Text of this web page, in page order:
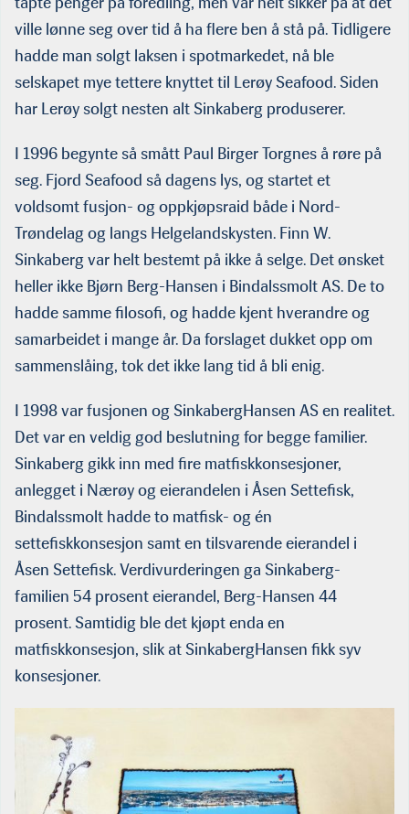
ville lønne seg over tid å ha flere ben å stå på. Tidligere
hadde man solgt laksen i spotmarkedet, nå ble
selskapet mye tettere knyttet til Lerøy Seafood. Siden
har Lerøy solgt nesten alt Sinkaberg produserer.
I 1996 begynte så smått Paul Birger Torgnes å røre på
seg. Fjord Seafood så dagens lys, og startet et
voldsomt fusjon- og oppkjøpsraid både i Nord-
Trøndelag og langs Helgelandskysten. Finn W.
Sinkaberg var helt bestemt på ikke å selge. Det ønsket
heller ikke Bjørn Berg-Hansen i Bindalssmolt AS. De to
hadde samme filosofi, og hadde kjent hverandre og
samarbeidet i mange år. Da forslaget dukket opp om
sammenslåing, tok det ikke lang tid å bli enig.
I 1998 var fusjonen og SinkabergHansen AS en realitet.
Det var en veldig god beslutning for begge familier.
Sinkaberg gikk inn med fire matfiskkonsesjoner,
anlegget i Nærøy og eierandelen i Åsen Settefisk,
Bindalssmolt hadde to matfisk- og én
settefiskkonsesjon samt en tilsvarende eierandel i
Åsen Settefisk. Verdivurderingen ga Sinkaberg-
familien 54 prosent eierandel, Berg-Hansen 44
prosent. Samtidig ble det kjøpt enda en
matfiskkonsesjon, slik at SinkabergHansen fikk syv
konsesjoner.